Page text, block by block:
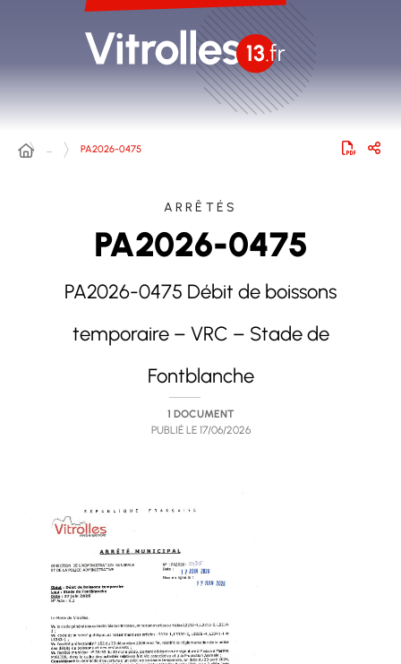
… PA2026-0475
ARRÊTÉS
PA2026-0475
PA2026-0475 Débit de boissons
temporaire – VRC – Stade de
Fontblanche
1 DOCUMENT
PUBLIÉ LE 17/06/2026